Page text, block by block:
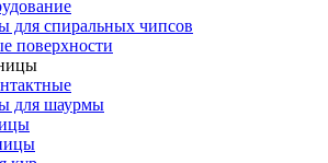
для спиральных чипсов
поверхности
для шаурмы